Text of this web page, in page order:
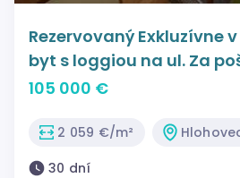
Rezervovaný Exkluzívne
byt s loggiou na ul. Za
51 m2, 2x pivnica
105 000 €
2 059 €/m²
30 dní